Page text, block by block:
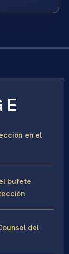
en el
bufete
del